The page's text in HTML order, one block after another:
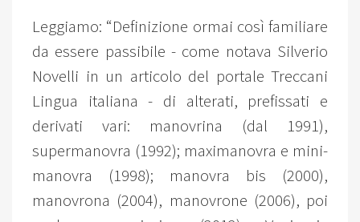
Leggiamo: “Definizione ormai così familiare
da essere passibile - come notava Silverio
Novelli in un articolo del portale Treccani
Lingua italiana - di alterati, prefissati e
derivati vari: manovrina (dal 1991),
supermanovra (1992); maximanovra e mini-
manovra (1998); manovra bis (2000),
manovrona (2004), manovrone (2006), poi